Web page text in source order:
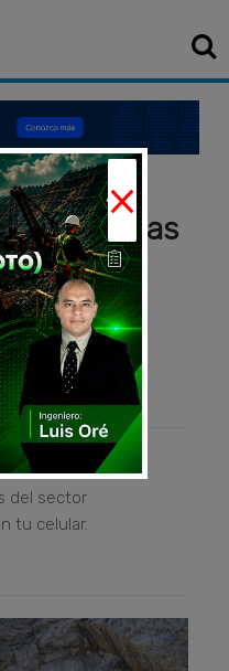
modernas
del sector
tu celular.
×